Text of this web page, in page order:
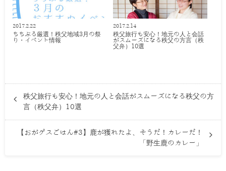
2017.2.22
ちちぶる厳選！秩父地域3月の祭
り・イベント情報
2017.2.14
秩父旅行も安心！地元の人と会話
がスムーズになる秩父の方言（秩
父弁）10選
秩父旅行も安心！地元の人と会話がスムーズになる秩父の方
言（秩父弁）10選
【おがゲスごはん#3】鹿が獲れたよ、そうだ！カレーだ！
「野生鹿のカレー」